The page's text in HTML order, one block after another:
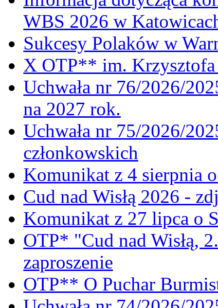
WBS 2026 w
Sukcesy Polaków w
X OTP** im. Krzysztofa
Uchwała nr 76/2026/
na 2027 rok.
Uchwała nr 75/2026/
członkowskich
Komunikat z 4 sierpnia
Cud nad Wisłą 2026 -
Komunikat z 27 lipca o
OTP* "Cud nad Wisłą,
zaproszenie
OTP** O Puchar